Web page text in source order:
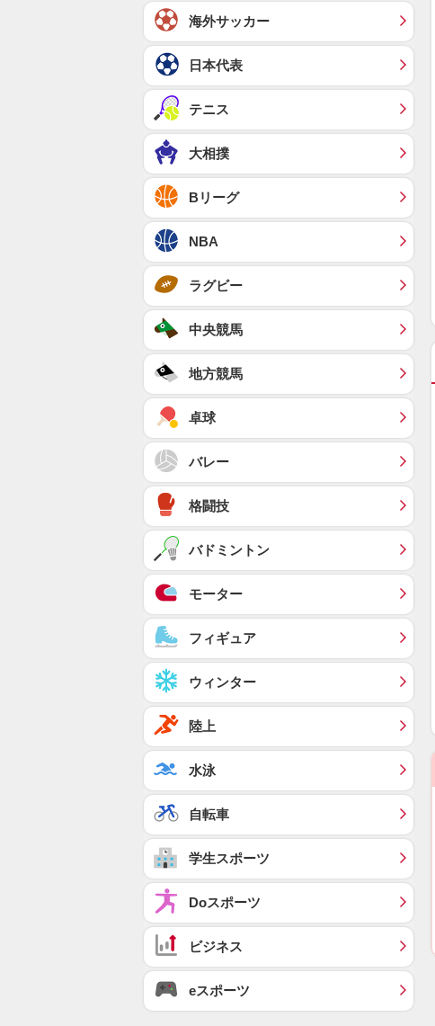
海外サッカー
日本代表
テニス
大相撲
Bリーグ
NBA
ラグビー
中央競馬
地方競馬
卓球
バレー
格闘技
バドミントン
モーター
フィギュア
ウィンター
陸上
水泳
自転車
学生スポーツ
Doスポーツ
ビジネス
eスポーツ